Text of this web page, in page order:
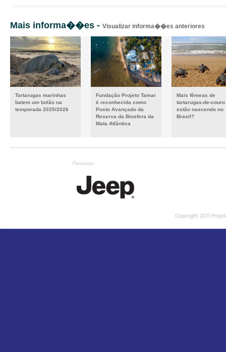
Mais informa��es - Visualizar informa��es anteriores
Tartarugas marinhas
batem um bolão na
temporada 2025/2026
Fundação Projeto Tamar
é reconhecida como
Posto Avançado da
Reserva da Biosfera da
Mata Atlântica
Mais fêmeas de
tartarugas-de-couro
estão nascendo no
Brasil?